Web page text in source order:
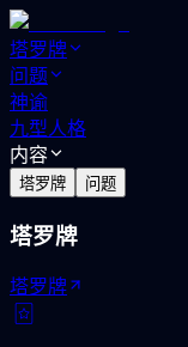
塔罗牌
问题
神谕
九型人格
内容
塔罗牌 问题
塔罗牌
塔罗牌